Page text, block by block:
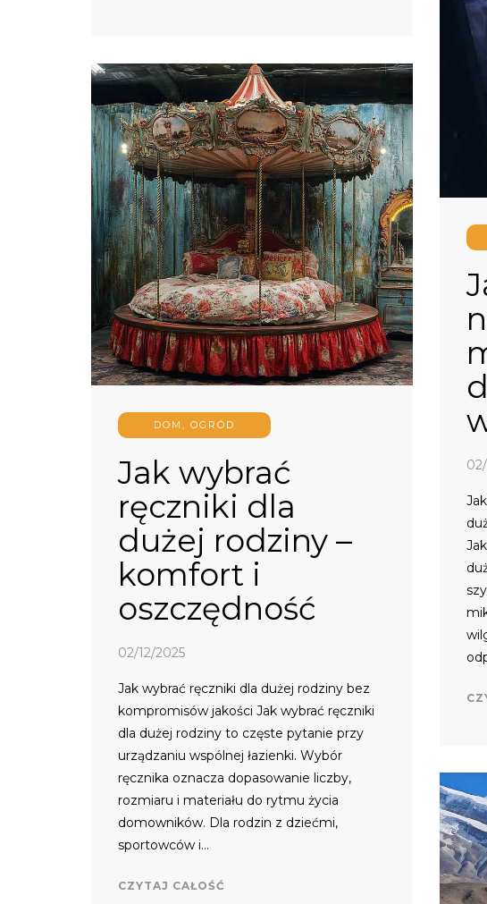
DOM, OGRÓD
Jak wybrać
ręczniki dla
dużej rodziny –
komfort i
oszczędność
02/12/2025
Jak wybrać ręczniki dla dużej rodziny bez
kompromisów jakości Jak wybrać ręczniki
dla dużej rodziny to częste pytanie przy
urządzaniu wspólnej łazienki. Wybór
ręcznika oznacza dopasowanie liczby,
rozmiaru i materiału do rytmu życia
domowników. Dla rodzin z dziećmi,
sportowców i…
CZYTAJ CAŁOŚĆ